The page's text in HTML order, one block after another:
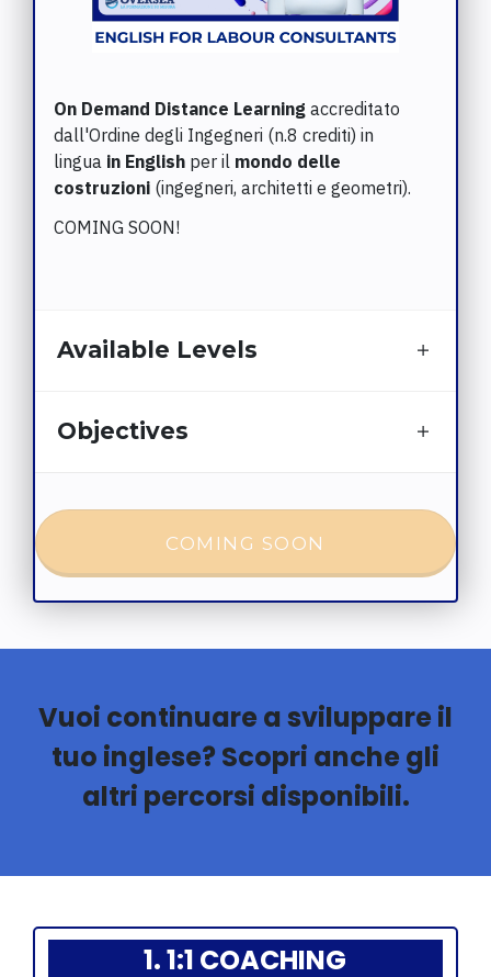
On Demand Distance Learning accreditato
dall'Ordine degli Ingegneri (n.8 crediti) in
lingua in English per il mondo delle
costruzioni (ingegneri, architetti e geometri).
COMING SOON!
Available Levels
Objectives
COMING SOON
Vuoi continuare a sviluppare il
tuo inglese? Scopri anche gli
altri percorsi disponibili.
1. 1:1 COACHING